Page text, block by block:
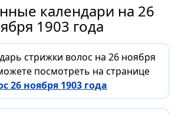
календари на 26
1903 года
стрижки волос на 26 ноября
посмотреть на странице
26 ноября 1903 года